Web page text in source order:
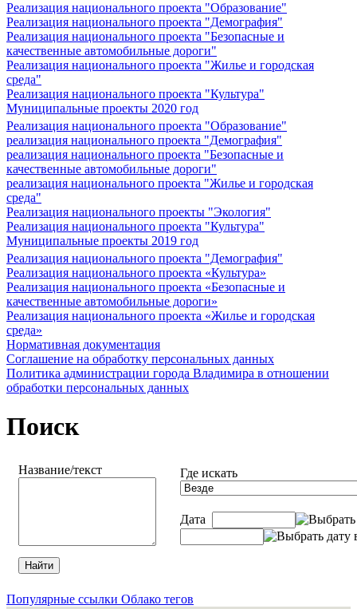
Реализация национального проекта "Образование"
Реализация национального проекта "Демография"
Реализация национального проекта "Безопасные и
качественные автомобильные дороги"
Реализация национального проекта "Жилье и городская
среда"
Реализация национального проекта "Культура"
Муниципальные проекты 2020 год
Реализация национального проекта "Образование"
реализация национального проекта "Демография"
реализация национального проекта "Безопасные и
качественные автомобильные дороги"
реализация национального проекта "Жилье и городская
среда"
Реализация национального проекты "Экология"
Реализация национального проекта "Культура"
Муниципальные проекты 2019 год
Реализация национального проекта "Демография"
Реализация национального проекта «Культура»
Реализация национального проекта «Безопасные и
качественные автомобильные дороги»
Реализация национального проекта «Жилье и городская
среда»
Нормативная документация
Соглашение на обработку персональных данных
Политика администрации города Владимира в отношении
обработки персональных данных
Поиск
Название/текст Где искать
Дата
Популярные ссылки Облако тегов